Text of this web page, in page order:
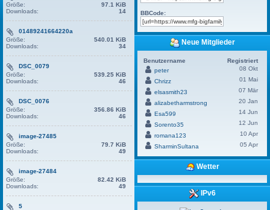
Größe:
97.1 KiB
Downloads:
14
01489241664220a
Größe:
540.01 KiB
Downloads:
34
DSC_0079
Größe:
539.25 KiB
Downloads:
46
DSC_0076
Größe:
356.86 KiB
Downloads:
46
image-27485
Größe:
79.7 KiB
Downloads:
49
image-27484
Größe:
82.42 KiB
Downloads:
49
5
BBCode:
Neue Mitglieder
Benutzername
Registriert
peter
08 Okt
Chrizz
01 Mai
elsasmith23
07 Mär
alizabetharmstrong
20 Jan
Esa599
14 Jun
Sorento35
12 Jun
romana123
10 Apr
SharminSultana
05 Apr
Wetter
IPv6